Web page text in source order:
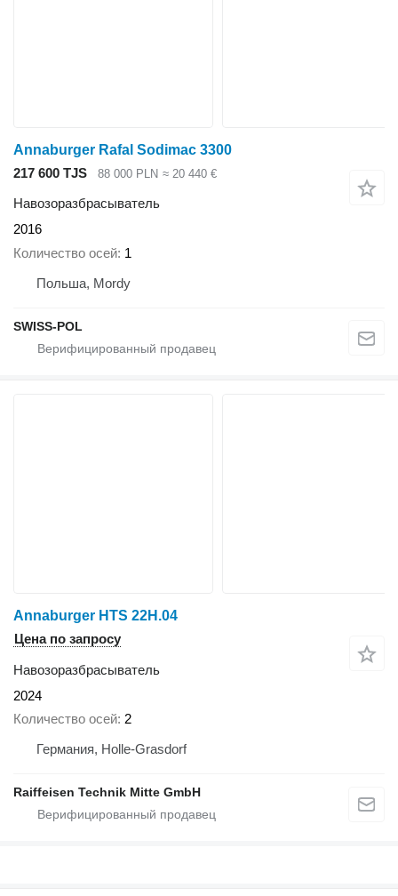
Annaburger Rafal Sodimac 3300
217 600 TJS
88 000 PLN ≈ 20 440 €
Навозоразбрасыватель
2016
Количество осей 1
Польша, Mordy
SWISS-POL
Annaburger HTS 22H.04
Цена по запросу
Навозоразбрасыватель
2024
Количество осей 2
Германия, Holle-Grasdorf
Raiffeisen Technik Mitte GmbH